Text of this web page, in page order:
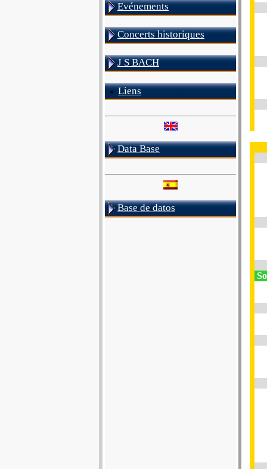
Evénements
Concerts historiques
J S BACH
Liens
Data Base
Base de datos